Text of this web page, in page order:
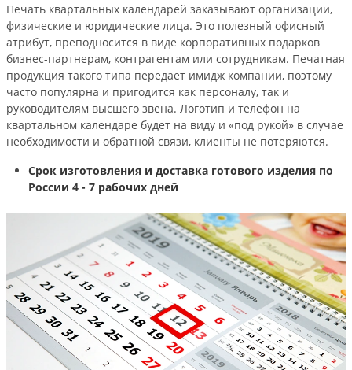
Печать квартальных календарей заказывают организации,
физические и юридические лица. Это полезный офисный
атрибут, преподносится в виде корпоративных подарков
бизнес-партнерам, контрагентам или сотрудникам. Печатная
продукция такого типа передаёт имидж компании, поэтому
часто популярна и пригодится как персоналу, так и
руководителям высшего звена. Логотип и телефон на
квартальном календаре будет на виду и «под рукой» в случае
необходимости и обратной связи, клиенты не потеряются.
Срок изготовления и доставка готового изделия по
России 4 - 7 рабочих дней